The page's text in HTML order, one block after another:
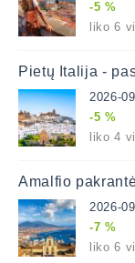
-5 %
liko 6
Pietų Italija -
2026-
-5 %
liko 4
2026-
-7 %
liko 6